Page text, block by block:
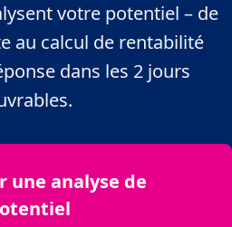
votre potentiel – de
au calcul de rentabilité
dans les 2 jours
une analyse de